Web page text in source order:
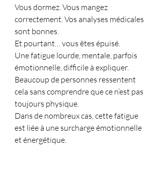
Vous dormez. Vous mangez
correctement. Vos analyses médicales
sont bonnes.
Et pourtant… vous êtes épuisé.
Une fatigue lourde, mentale, parfois
émotionnelle, difficile à expliquer.
Beaucoup de personnes ressentent
cela sans comprendre que ce n’est pas
toujours physique.
Dans de nombreux cas, cette fatigue
est liée à une surcharge émotionnelle
et énergétique.